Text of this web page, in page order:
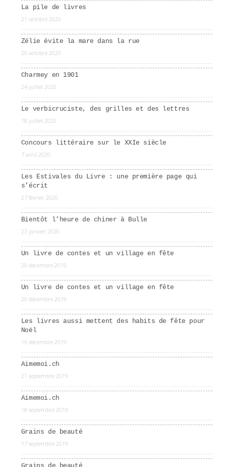
La pile de livres
21 octobre 2020
Zélie évite la mare dans la rue
20 octobre 2020
Charmey en 1901
24 juillet 2020
Le verbicruciste, des grilles et des lettres
18 juillet 2020
Concours littéraire sur le XXIe siècle
7 avril 2020
Les Estivales du Livre : une première page qui
s’écrit
27 février 2020
Bientôt l’heure de chiner à Bulle
23 janvier 2020
Un livre de contes et un village en fête
20 décembre 2019
Un livre de contes et un village en fête
20 décembre 2019
Les livres aussi mettent des habits de fête pour
Noël
19 décembre 2019
Aimemoi.ch
21 septembre 2019
Aimemoi.ch
18 septembre 2019
Grains de beauté
17 septembre 2019